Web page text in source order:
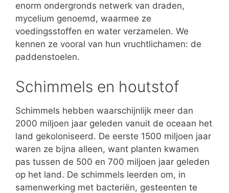
enorm ondergronds netwerk van draden,
mycelium genoemd, waarmee ze
voedingsstoffen en water verzamelen. We
kennen ze vooral van hun vruchtlichamen: de
paddenstoelen.
Schimmels en houtstof
Schimmels hebben waarschijnlijk meer dan
2000 miljoen jaar geleden vanuit de oceaan het
land gekoloniseerd. De eerste 1500 miljoen jaar
waren ze bijna alleen, want planten kwamen
pas tussen de 500 en 700 miljoen jaar geleden
op het land. De schimmels leerden om, in
samenwerking met bacteriën, gesteenten te